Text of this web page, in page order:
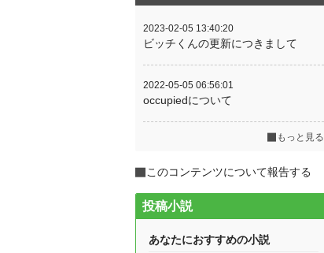
2023-02-05 13:40:20
ビッチくんの更新につきまして
2022-05-05 06:56:01
occupiedについて
もっと見る
このコンテンツについて報告する
投稿小説
あなたにおすすめの小説